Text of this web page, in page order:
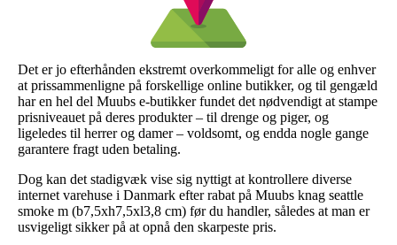
Det er jo efterhånden ekstremt overkommeligt for alle og enhver
at prissammenligne på forskellige online butikker, og til gengæld
har en hel del Muubs e-butikker fundet det nødvendigt at stampe
prisniveauet på deres produkter – til drenge og piger, og
ligeledes til herrer og damer – voldsomt, og endda nogle gange
garantere fragt uden betaling.
Dog kan det stadigvæk vise sig nyttigt at kontrollere diverse
internet varehuse i Danmark efter rabat på Muubs knag seattle
smoke m (b7,5xh7,5xl3,8 cm) før du handler, således at man er
usvigeligt sikker på at opnå den skarpeste pris.